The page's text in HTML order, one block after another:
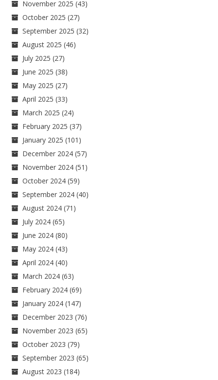
November 2025 (43)
October 2025 (27)
September 2025 (32)
August 2025 (46)
July 2025 (27)
June 2025 (38)
May 2025 (27)
April 2025 (33)
March 2025 (24)
February 2025 (37)
January 2025 (101)
December 2024 (57)
November 2024 (51)
October 2024 (59)
September 2024 (40)
August 2024 (71)
July 2024 (65)
June 2024 (80)
May 2024 (43)
April 2024 (40)
March 2024 (63)
February 2024 (69)
January 2024 (147)
December 2023 (76)
November 2023 (65)
October 2023 (79)
September 2023 (65)
August 2023 (184)